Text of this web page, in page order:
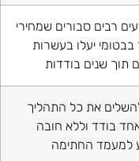
רבים סבורים שמחירי
בבטומי יעלו בעשרות
תוך שנים בודדות
את כל התהליך
בודד וללא חובה
למעמד החתימה